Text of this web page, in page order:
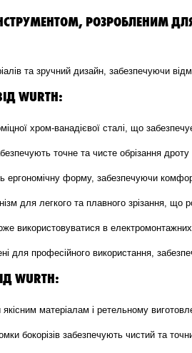
РОЗРОБЛЕНИМ
та зручний дизайн, забезпечуючи
WURTH:
хром-ванадієвої сталі, що
точне та чисте обрізання
ергономічну форму, забезпечуючи
для легкого та плавного зрізання, що
використовуватися в
для професійного використання,
WURTH:
матеріалам і ретельному
бокорізів забезпечують чистий та